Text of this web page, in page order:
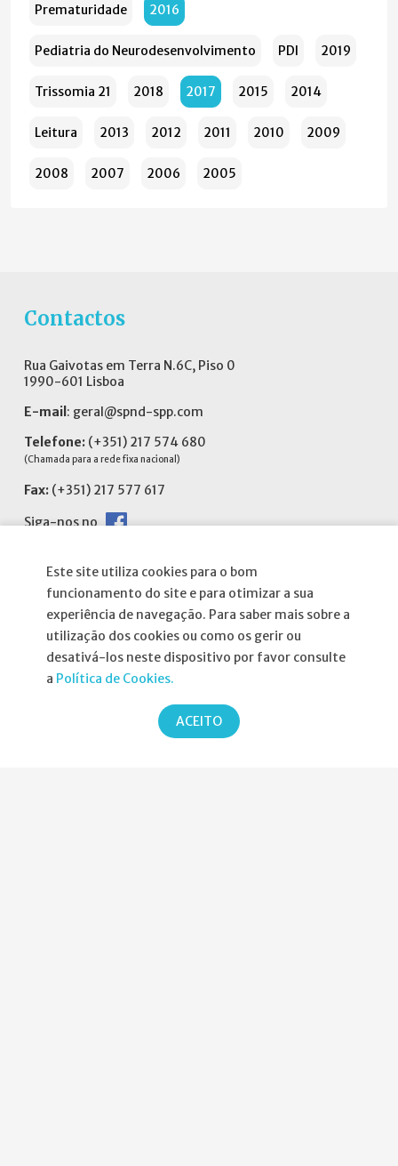
Este site utiliza cookies para o bom
funcionamento do site e para otimizar a sua
experiência de navegação. Para saber mais sobre a
utilização dos cookies ou como os gerir ou
desativá-los neste dispositivo por favor consulte
a Política de Cookies.
ACEITO
Prematuridade 2016
Pediatria do Neurodesenvolvimento PDI 2019
Trissomia 21 2018 2017 2015 2014
Leitura 2013 2012 2011 2010 2009
2008 2007 2006 2005
Contactos
Rua Gaivotas em Terra N.6C, Piso 0
1990-601 Lisboa
E-mail : geral@spnd-spp.com
Telefone: (+351) 217 574 680
(Chamada para a rede fixa nacional)
Fax: (+351) 217 577 617
Siga-nos no
Informações
Atribuição da Bolsa SPND
Política de Privacidade